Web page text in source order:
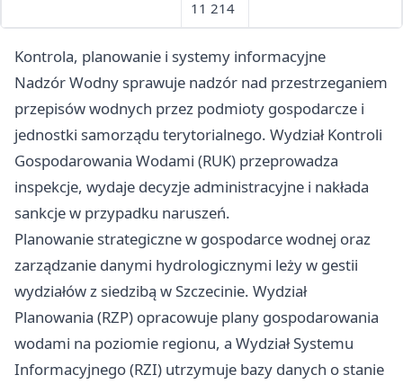
11 214
Kontrola, planowanie i systemy informacyjne
Nadzór Wodny sprawuje nadzór nad przestrzeganiem
przepisów wodnych przez podmioty gospodarcze i
jednostki samorządu terytorialnego. Wydział Kontroli
Gospodarowania Wodami (RUK) przeprowadza
inspekcje, wydaje decyzje administracyjne i nakłada
sankcje w przypadku naruszeń.
Planowanie strategiczne w gospodarce wodnej oraz
zarządzanie danymi hydrologicznymi leży w gestii
wydziałów z siedzibą w Szczecinie. Wydział
Planowania (RZP) opracowuje plany gospodarowania
wodami na poziomie regionu, a Wydział Systemu
Informacyjnego (RZI) utrzymuje bazy danych o stanie